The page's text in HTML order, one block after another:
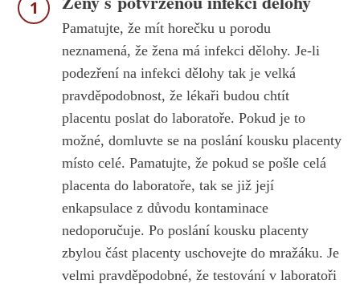
1
Pamatujte, že mít horečku u porodu
neznamená, že žena má infekci dělohy. Je-li
podezření na infekci dělohy tak je velká
pravděpodobnost, že lékaři budou chtít
placentu poslat do laboratoře. Pokud je to
možné, domluvte se na poslání kousku placenty
místo celé. Pamatujte, že pokud se pošle celá
placenta do laboratoře, tak se již její
enkapsulace z důvodu kontaminace
nedoporučuje. Po poslání kousku placenty
zbylou část placenty uschovejte do mražáku. Je
velmi pravděpodobné, že testování v laboratoři